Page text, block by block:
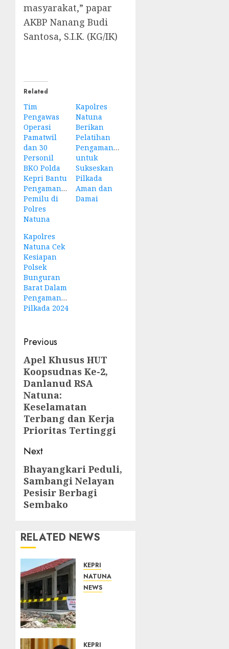
masyarakat,” papar
AKBP Nanang Budi
Santosa, S.I.K. (KG/IK)
Related
Tim
Pengawas
Operasi
Pamatwil
dan 30
Personil
BKO Polda
Kepri Bantu
Pengamanan
Pemilu di
Polres
Natuna
Kapolres
Natuna
Berikan
Pelatihan
Pengamanan
untuk
Sukseskan
Pilkada
Aman dan
Damai
Kapolres
Natuna Cek
Kesiapan
Polsek
Bunguran
Barat Dalam
Pengamanan
Pilkada 2024
Post
navigation
Previous
Previous
post:
Apel Khusus HUT
Koopsudnas Ke-2,
Danlanud RSA
Natuna:
Keselamatan
Terbang dan Kerja
Prioritas Tertinggi
Next
Next
post:
Bhayangkari Peduli,
Sambangi Nelayan
Pesisir Berbagi
Sembako
RELATED NEWS
KEPRI
NATUNA
NEWS
Pemprov
KEPRI